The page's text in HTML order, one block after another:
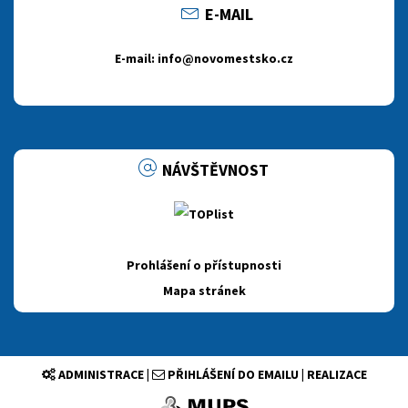
E-MAIL
E-mail: info@novomestsko.cz
NÁVŠTĚVNOST
Prohlášení o přístupnosti
Mapa stránek
ADMINISTRACE| PŘIHLÁŠENÍ DO EMAILU| REALIZACE